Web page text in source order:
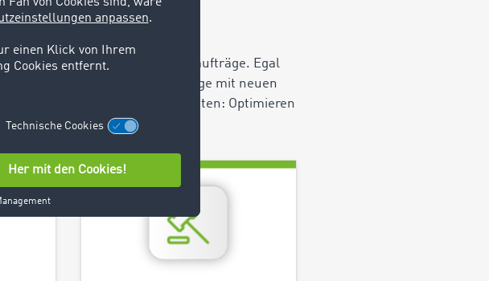
Partner für Ihre Transportaufträge. Egal
Spitzen und spontane Aufträge mit neuen
zusammenarbeiten möchten: Optimieren